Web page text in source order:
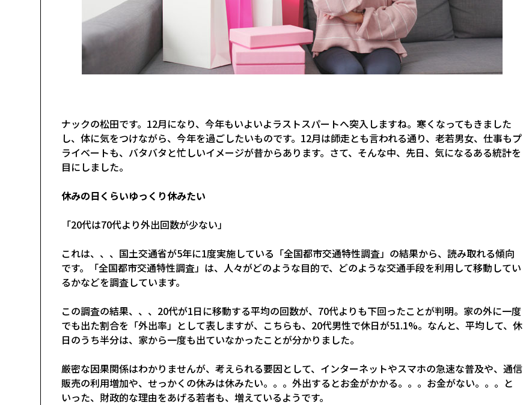
ナックの松田です。12月になり、今年もいよいよラストスパートへ突入しますね。寒くなってもきました
し、体に気をつけながら、今年を過ごしたいものです。12月は師走とも言われる通り、老若男女、仕事もプ
ライベートも、バタバタと忙しいイメージが昔からあります。さて、そんな中、先日、気になるある統計を
目にしました。
休みの日くらいゆっくり休みたい
「20代は70代より外出回数が少ない」
これは、、、国土交通省が5年に1度実施している「全国都市交通特性調査」の結果から、読み取れる傾向
です。「全国都市交通特性調査」は、人々がどのような目的で、どのような交通手段を利用して移動してい
るかなどを調査しています。
この調査の結果、、、20代が1日に移動する平均の回数が、70代よりも下回ったことが判明。家の外に一度
でも出た割合を「外出率」として表しますが、こちらも、20代男性で休日が51.1%。なんと、平均して、休
日のうち半分は、家から一度も出ていなかったことが分かりました。
厳密な因果関係はわかりませんが、考えられる要因として、インターネットやスマホの急速な普及や、通信
販売の利用増加や、せっかくの休みは休みたい。。。外出するとお金がかかる。。。お金がない。。。と
いった、財政的な理由をあげる若者も、増えているようです。